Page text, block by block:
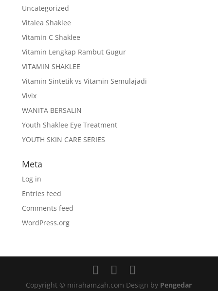
Uncategorized
Vitalea Shaklee
Vitamin C Shaklee
Vitamin Lengkap Rambut Gugur
VITAMIN SHAKLEE
Vitamin Sintetik vs Vitamin Semulajadi
Vivix
WANITA BERSALIN
Youth Shaklee Eye Treatment
YOUTH SKIN CARE SERIES
Meta
Log in
Entries feed
Comments feed
WordPress.org
Copyright © mirahamzah.com Design by Pengedar